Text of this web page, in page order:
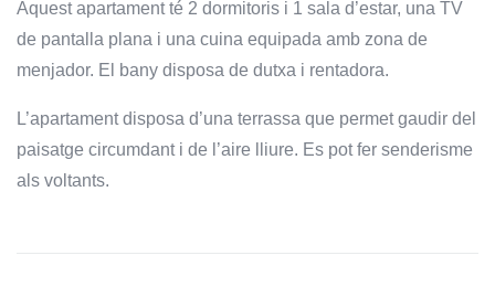
Aquest apartament té 2 dormitoris i 1 sala d’estar, una TV
de pantalla plana i una cuina equipada amb zona de
menjador. El bany disposa de dutxa i rentadora.
L’apartament disposa d’una terrassa que permet gaudir del
paisatge circumdant i de l’aire lliure. Es pot fer senderisme
als voltants.